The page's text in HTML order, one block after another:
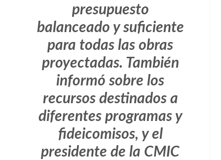
presupuesto
balanceado y suficiente
para todas las obras
proyectadas. También
informó sobre los
recursos destinados a
diferentes programas y
fideicomisos, y el
presidente de la CMIC